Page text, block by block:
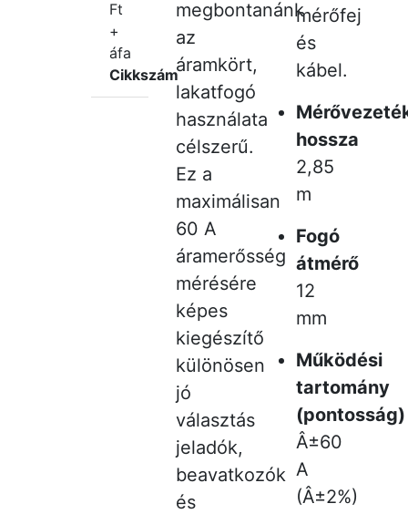
Ft
+
áfa
Cikkszám
megbontanánk
az
áramkört,
lakatfogó
használata
célszerű.
Ez a
maximálisan
60 A
áramerősség
mérésére
képes
kiegészítő
különösen
jó
választás
jeladók,
beavatkozók
és
mérőfej
és
kábel.
hossza
2,85
m
Fogó
átmérő
12
mm
Működési
tartomány
(pontosság)
Â±60
A
(Â±2%)